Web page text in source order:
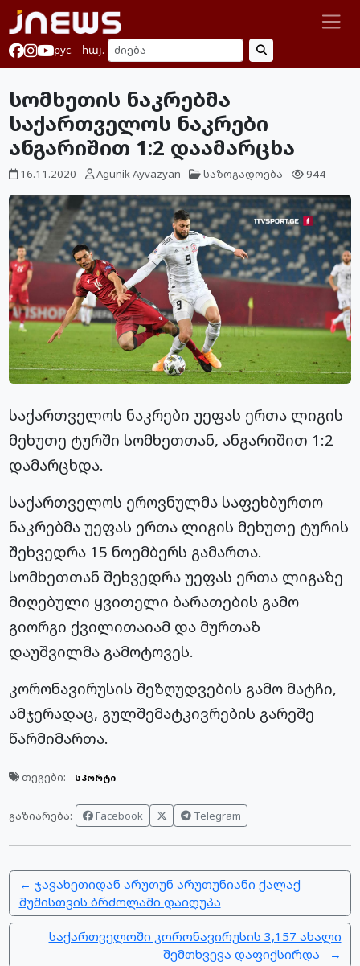
рус. հայ.
სომხეთის ნაკრებმა
საქართველოს ნაკრები
ანგარიშით 1:2 დაამარცხა
16.11.2020 Agunik Ayvazyan საზოგადოება 944
საქართველოს ნაკრები უეფას ერთა ლიგის
მეხუთე ტურში სომხეთთან, ანგარიშით 1:2
დამარცხდა.
საქართველოს ეროვნულმა საფეხბურთო
ნაკრებმა უეფას ერთა ლიგის მეხუთე ტურის
შეხვედრა 15 ნოემბერს გამართა.
სომხეთთან შეხვედრა უეფას ერთა ლიგაზე
მიღებული ყვითელი ბარათების გამო
გიორგი ქვილითაიამ და მურთაზ
დაუშვილმა გამოტოვეს.
კორონავირუსის შეზღუდვების გამო მატჩი,
ამჯერადაც, გულშემატკივრების გარეშე
წარმიმართა.
თეგები: სპორტი
გაზიარება: Facebook Telegram
← ჯავახეთიდან არუთუნ არუთუნიანი ქალაქ
შუშისთვის ბრძოლაში დაიღუპა
საქართველოში კორონავირუსის 3,157 ახალი
შემთხვევა დაფიქსირდა →